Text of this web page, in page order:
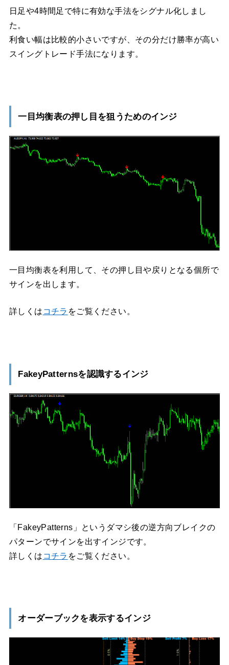
日足や4時間足で特に有効な手法をシグナル化しまし
た。
利食い幅は比較的小さいですが、その分だけ勝率が高い
スイングトレード手法になります。
一目均衡表の押し目を狙うためのインジ
一目均衡表を利用して、その押し目や戻りとなる個所で
サインを出します。
詳しくは コチラ をご覧ください。
FakeyPatternsを認識するインジ
「FakeyPatterns」というダマシ後の逆方向ブレイクの
パターンでサインを出すインジです。
詳しくは コチラ をご覧ください。
オーダーブックを表示するインジ